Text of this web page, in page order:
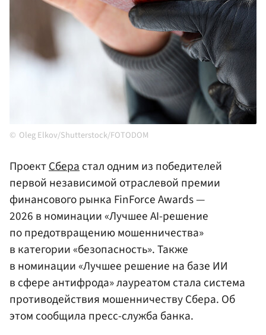
Oleg Elkov/Shutterstock/FOTODOM
ПроектСберастал одним из победителей
первой независимой отраслевой премии
финансового рынка FinForce Awards —
2026 в номинации «Лучшее AI-решение
по предотвращению мошенничества»
в категории «безопасность». Также
в номинации «Лучшее решение на базе ИИ
в сфере антифрода» лауреатом стала система
противодействия мошенничеству Сбера. Об
этом сообщила пресс-служба банка.